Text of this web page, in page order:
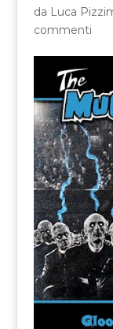
da Luca
commenti